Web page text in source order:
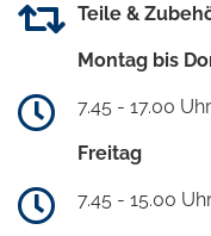
Teile &
Montag bis
7.45 - 17.00 Uhr
Freitag
7.45 - 15.00